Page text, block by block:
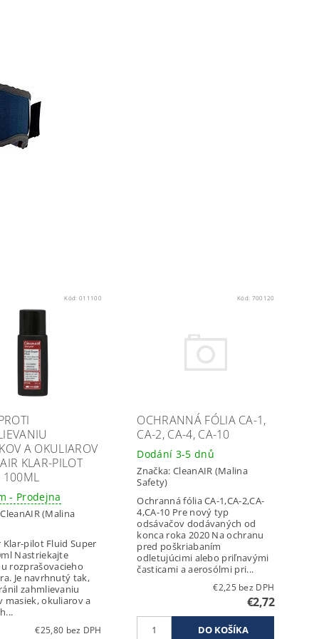
Kód: 011100
A OKULIAROV
KLAR-PILOT
100ML
- Prodejna
CleanAIR (Malina
Klar-pilot Fluid Super
Nastriekajte
rozprašovacieho
Je navrhnutý tak,
zahmlievaniu
masiek, okuliarov a
€25,80 bez DPH
Kód: 700120
OCHRANNÁ FÓLIA CA-1,
CA-2, CA-4, CA-10
Dodání 3-5 dnů
Značka: CleanAIR (Malina
Safety)
Ochranná fólia CA-1,CA-2,CA-
4,CA-10 Pre nový typ
odsávačov dodávaných od
konca roka 2020 Na ochranu
pred poškriabaním
odletujúcimi alebo priľnavými
časticami a aerosólmi pri...
€2,25 bez DPH
€2,72